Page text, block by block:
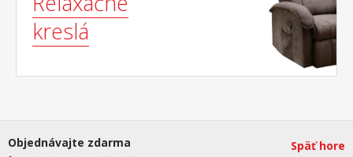
kreslá
Objednávajte zdarma Späť hore